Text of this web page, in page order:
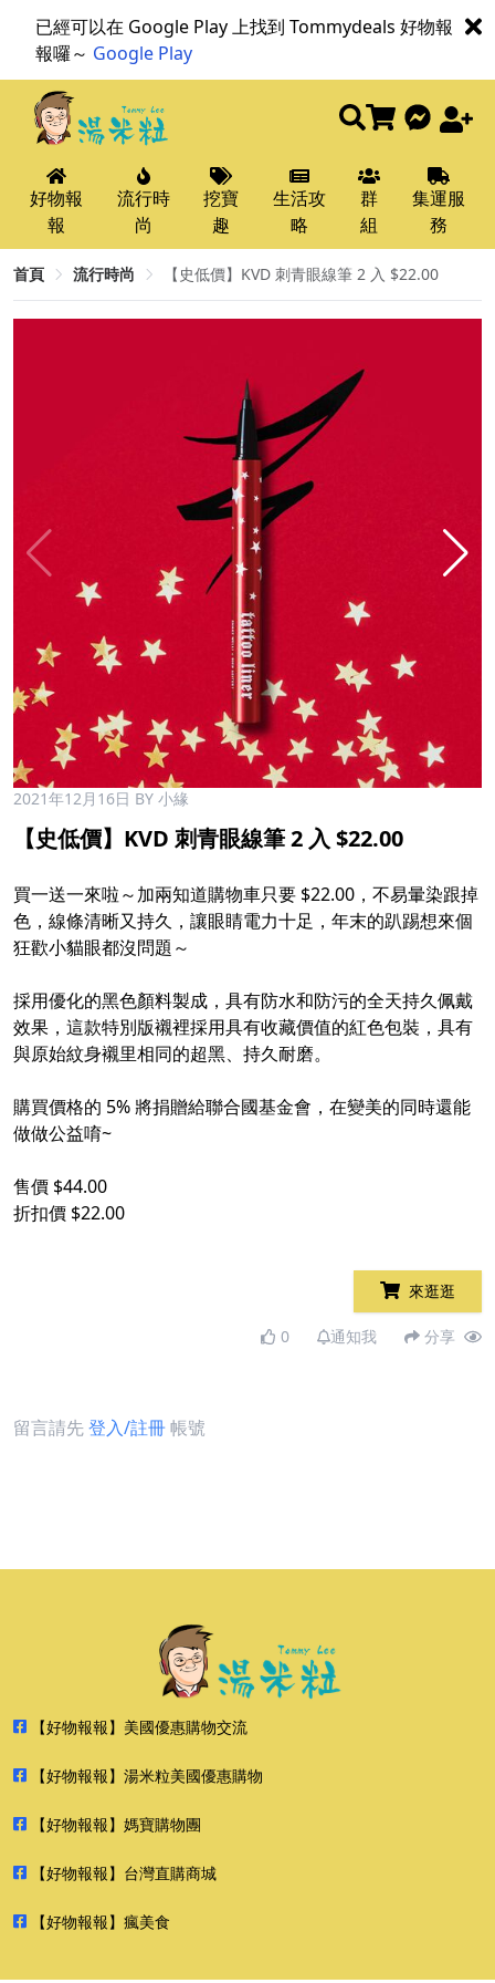
已經可以在 Google Play 上找到 Tommydeals 好物報
報囉～ Google Play
好物報
報
流行時
尚
挖寶
趣
生活攻
略
群
組
集運服
務
首頁 流行時尚 【史低價】KVD 刺青眼線筆 2 入 $22.00
2021年12月16日 BY 小緣
【史低價】KVD 刺青眼線筆 2 入 $22.00
買一送一來啦～加兩知道購物車只要 $22.00，不易暈染跟掉
色，線條清晰又持久，讓眼睛電力十足，年末的趴踢想來個
狂歡小貓眼都沒問題～
採用優化的黑色顏料製成，具有防水和防污的全天持久佩戴
效果，這款特別版襯裡採用具有收藏價值的紅色包裝，具有
與原始紋身襯里相同的超黑、持久耐磨。
購買價格的 5% 將捐贈給聯合國基金會，在變美的同時還能
做做公益唷~
售價 $44.00
折扣價 $22.00
來逛逛
0 通知我 分享
留言請先登入/註冊帳號
【好物報報】美國優惠購物交流
【好物報報】湯米粒美國優惠購物
【好物報報】媽寶購物團
【好物報報】台灣直購商城
【好物報報】瘋美食